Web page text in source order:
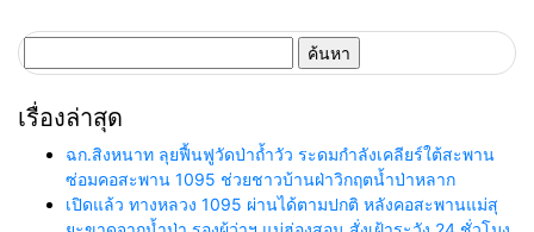
สำหรับ:
เรื่องล่าสุด
ฉก.สิงหนาท ลุยฟื้นฟูวัดป่าถ้ำวัว ระดมกำลังเคลียร์ใต้สะพาน
ซ่อมคอสะพาน 1095 ช่วยชาวบ้านฝ่าวิกฤตน้ำป่าหลาก
เปิดแล้ว ทางหลวง 1095 ผ่านได้ตามปกติ หลังคอสะพานแม่สุ